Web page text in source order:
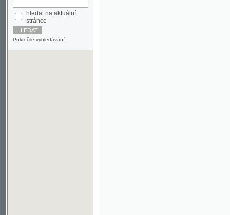
Pokročilé vyhledávání